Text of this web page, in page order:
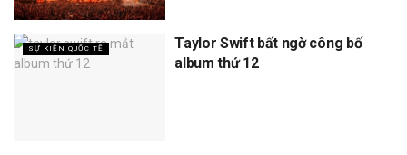
SỰ KIỆN QUỐC TẾ
Taylor Swift bất ngờ công bố
album thứ 12